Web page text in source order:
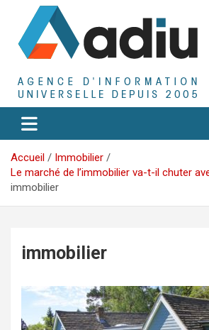
contenu
Adiu
Agence D'Informations Universelle
Accueil
Immobilier
Le marché de l’immobilier va-t-il chuter
immobilier
immobilier